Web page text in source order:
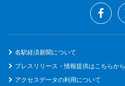
名駅経済新聞について
プレスリリース・情報提供はこちらから
アクセスデータの利用について